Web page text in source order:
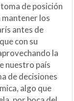
de posición
mantener los
antes de
con su
la
nuestro país
de decisiones
algo que